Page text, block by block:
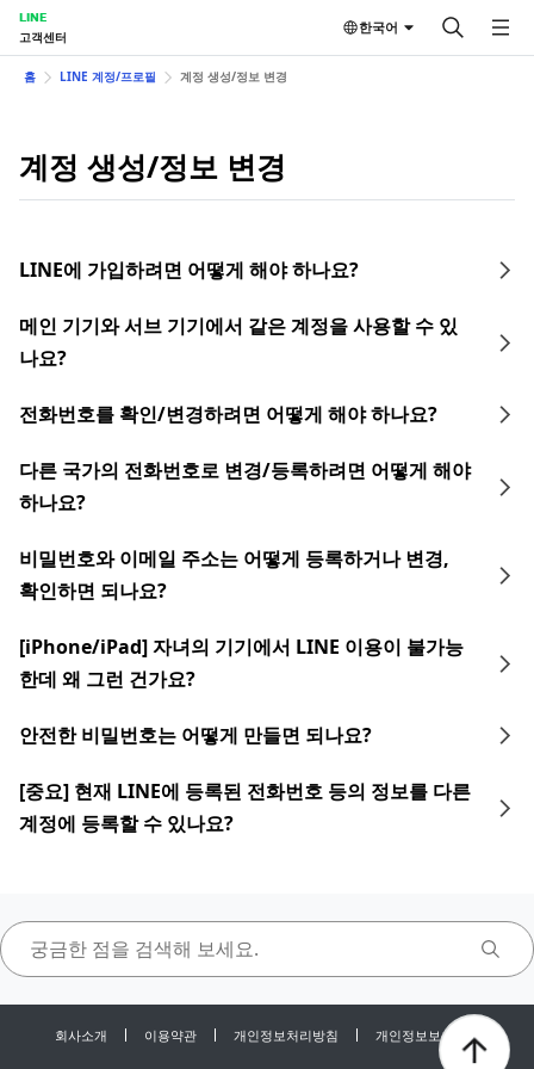
LINE
고객센터
한국어
홈 LINE 계정/프로필 계정 생성/정보 변경
계정 생성/정보 변경
LINE에 가입하려면 어떻게 해야 하나요?
메인 기기와 서브 기기에서 같은 계정을 사용할 수 있
나요?
전화번호를 확인/변경하려면 어떻게 해야 하나요?
다른 국가의 전화번호로 변경/등록하려면 어떻게 해야
하나요?
비밀번호와 이메일 주소는 어떻게 등록하거나 변경,
확인하면 되나요?
[iPhone/iPad] 자녀의 기기에서 LINE 이용이 불가능
한데 왜 그런 건가요?
안전한 비밀번호는 어떻게 만들면 되나요?
[중요] 현재 LINE에 등록된 전화번호 등의 정보를 다른
계정에 등록할 수 있나요?
회사소개 이용약관 개인정보처리방침 개인정보보호센터